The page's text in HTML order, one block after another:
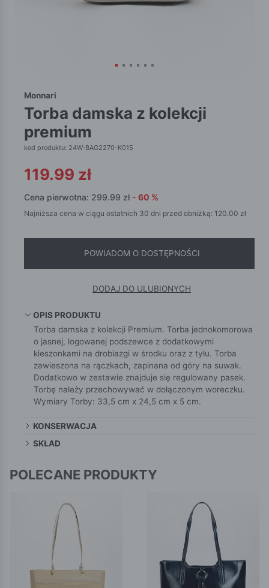
Monnari
torba damska z kolekcji
premium
kod produktu: 24W-BAG2270-K015
119.99 zł
Cena pierwotna: 299.99 zł - 60 %
Najniższa cena w ciągu ostatnich 30 dni przed obniżką: 120.00 zł
POWIADOM O DOSTĘPNOŚCI
DODAJ DO ULUBIONYCH
OPIS PRODUKTU
Torba damska z kolekcji Premium. Torba jednokomorowa
o jasnej, logowanej podszewce z dodatkowymi
kieszonkami na drobiazgi w środku oraz z tyłu. Torba
zawieszona na rączkach, zapinana od góry na suwak.
Dodatkowo w zestawie znajduje się regulowany pasek.
Torbę należy przechowywać w dołączonym woreczku.
Wymiary Torby: 33,5 cm x 24,5 cm x 5 cm.
KONSERWACJA
SKŁAD
POLECANE PRODUKTY